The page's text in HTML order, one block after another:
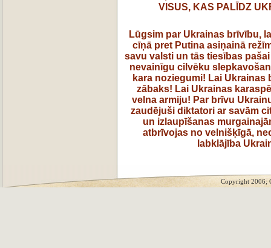
VISUS, KAS PALĪDZ
Lūgsim par Ukrainas brīvību,
cīņā pret Putina asiņainā
savu valsti un tās tiesības
nevainīgu cilvēku
kara noziegumi! Lai
zābaks! Lai Ukrainas
velna armiju! Par brīvu
zaudējuši diktatori ar savām
un izlaupīšanas
atbrīvojas no velnišķīgā,
labklājība
Copyright 2006;